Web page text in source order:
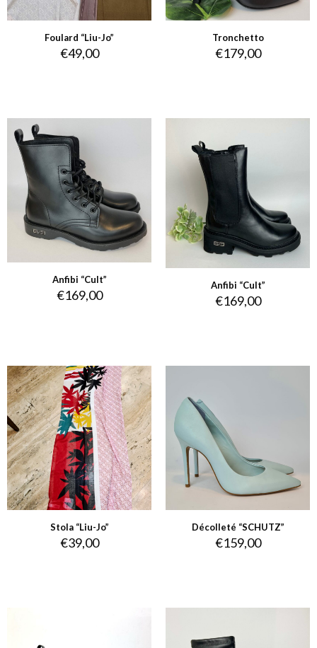
Foulard “Liu-Jo”
€49,00
Tronchetto
€179,00
Anfibi “Cult”
€169,00
Anfibi “Cult”
€169,00
Stola “Liu-Jo”
€39,00
Décolleté “SCHUTZ”
€159,00